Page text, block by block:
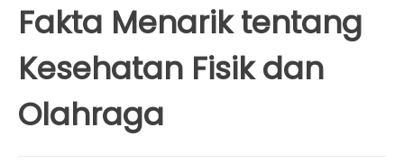
Fakta Menarik tentang
Kesehatan Fisik dan
Olahraga